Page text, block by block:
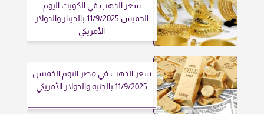
سعر الذهب في الكويت اليوم
الخميس 11/9/2025 بالدينار والدولار
الأمريكي
سعر الذهب في مصر اليوم الخميس
11/9/2025 بالجنيه والدولار الأمريكي